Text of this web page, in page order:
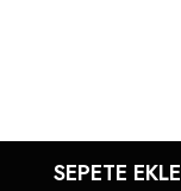
SEPETE EKLE